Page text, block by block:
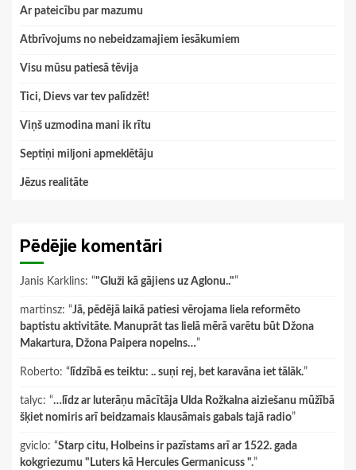
Ar pateicību par mazumu
Atbrīvojums no nebeidzamajiem iesākumiem
Visu mūsu patiesā tēvija
Tici, Dievs var tev palīdzēt!
Viņš uzmodina mani ik rītu
Septiņi miljoni apmeklētāju
Jēzus realitāte
Pēdējie komentāri
Janis Karklins: “"Gluži kā gājiens uz Aglonu.."”
martinsz: “Jā, pēdējā laikā patiesi vērojama liela reformēto
baptistu aktivitāte. Manuprāt tas lielā mērā varētu būt Džona
Makartura, Džona Paipera nopelns…”
Roberto: “ līdzībā es teiktu: .. suņi rej, bet karavāna iet tālāk.”
talyc: “…līdz ar luterāņu mācītāja Ulda Rožkalna aiziešanu mūžībā
šķiet nomiris arī beidzamais klausāmais gabals tajā radio”
gviclo: “Starp citu, Holbeins ir pazīstams arī ar 1522. gada
kokgriezumu "Luters kā Hercules Germanicuss ".”